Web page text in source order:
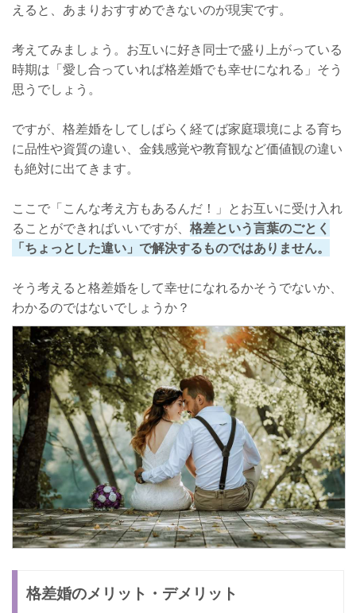
えると、あまりおすすめできないのが現実です。
考えてみましょう。お互いに好き同士で盛り上がっている
時期は「愛し合っていれば格差婚でも幸せになれる」そう
思うでしょう。
ですが、格差婚をしてしばらく経てば家庭環境による育ち
に品性や資質の違い、金銭感覚や教育観など価値観の違い
も絶対に出てきます。
ここで「こんな考え方もあるんだ！」とお互いに受け入れ
ることができればいいですが、 格差という言葉のごとく
「ちょっとした違い」で解決するものではありません。
そう考えると格差婚をして幸せになれるかそうでないか、
わかるのではないでしょうか？
格差婚のメリット・デメリット